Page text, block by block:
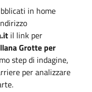
in home
il link per
Grotte per
step di indagine,
per analizzare